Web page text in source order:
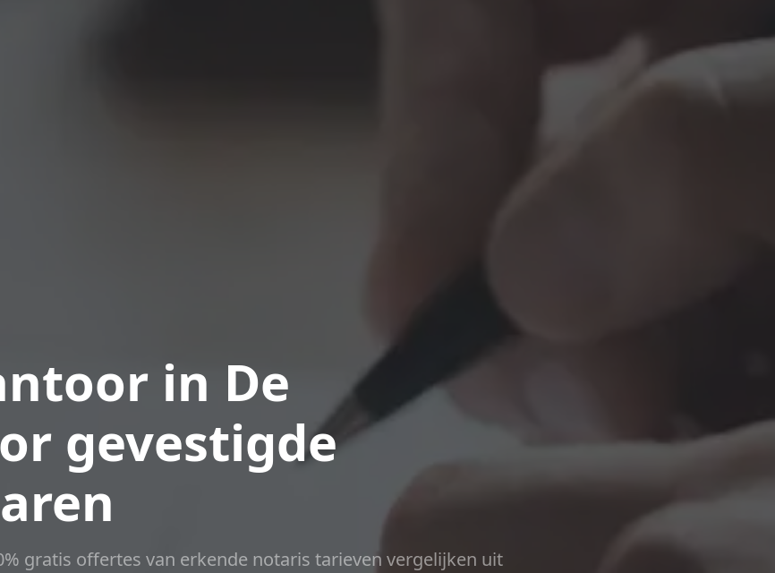
in De
gevestigde
gratis offertes van erkende notaris tarieven vergelijken uit